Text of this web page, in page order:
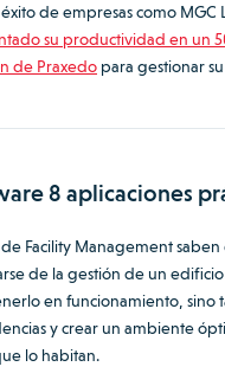
de empresas como MGC
su productividad en un
de Praxedo para gestionar
8 aplicaciones
de Facility Management
de la gestión de un
en funcionamiento, sino
y crear un ambiente
lo habitan.